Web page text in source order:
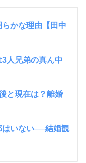
かな理由【田中
3人兄弟の真ん中
と現在は？離婚
はいない──結婚観